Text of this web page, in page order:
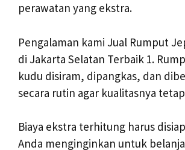
perawatan yang ekstra.
Pengalaman kami Jual Rumput
di Jakarta Selatan Terbaik 1.
kudu disiram, dipangkas, dan
secara rutin agar kualitasnya
Biaya ekstra terhitung harus
Anda menginginkan untuk